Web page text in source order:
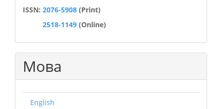
ISSN
ISSN: 2076-5908 (Print)
2518-1149 (Online)
Мова
English